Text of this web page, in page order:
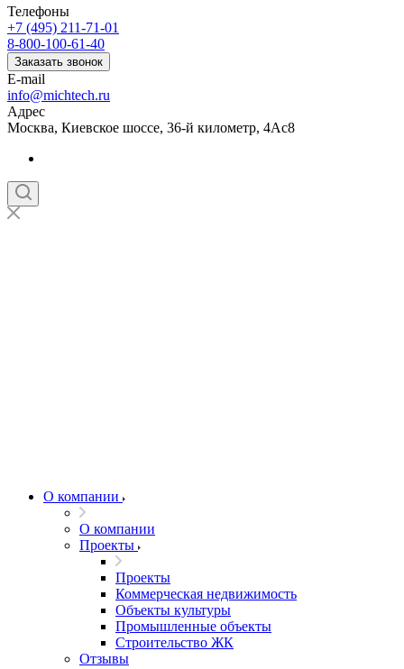
Телефоны
+7 (495) 211-71-01
8-800-100-61-40
Заказать звонок
E-mail
info@michtech.ru
Адрес
Москва, Киевское шоссе, 36-й километр, 4Ас8
О компании
О компании
Проекты
Проекты
Коммерческая недвижимость
Объекты культуры
Промышленные объекты
Строительство ЖК
Отзывы